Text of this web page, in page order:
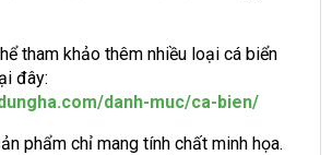
tham khảo thêm nhiều loại cá biển
đây:
danh-muc/ca-bien/
phẩm chỉ mang tính chất minh họa.